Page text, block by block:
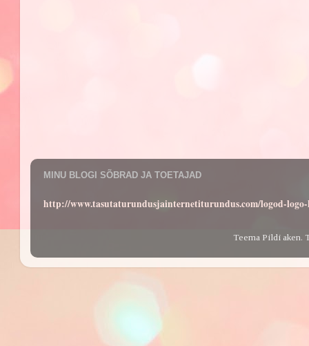
MINU BLOGI SÕBRAD JA TOETAJAD
http://www.tasutaturundusjainternetiturundus.com/logod-
Teema Pildi aken.